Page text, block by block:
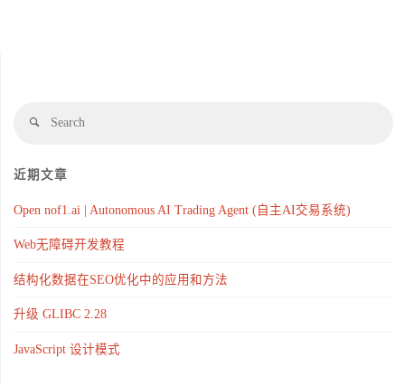
近期文章
Open nof1.ai | Autonomous AI Trading Agent (自主AI交易系统)
Web无障碍开发教程
结构化数据在SEO优化中的应用和方法
升级 GLIBC 2.28
JavaScript 设计模式